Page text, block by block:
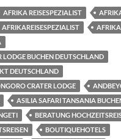
AFRIKA REISESPEZIALIST
AFRIKAREISESPEZIALIST
LODGE BUCHEN DEUTSCHLAND
DEUTSCHLAND
CRATER LODGE
ASILIA SAFARI TANSANIA
BERATUNG
BOUTIQUEHOTELS